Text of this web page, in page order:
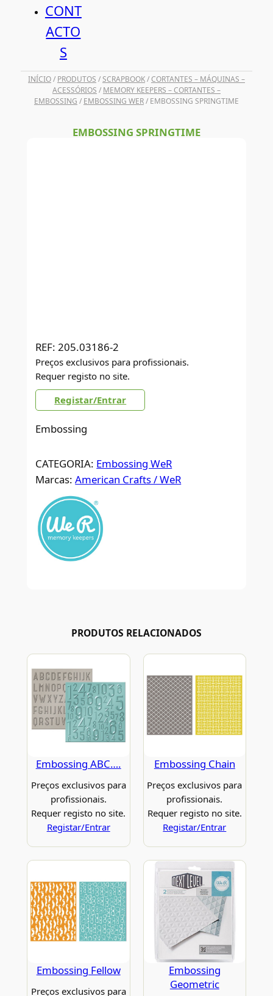
CONT
ACTO
S
INÍCIO/ PRODUTOS /SCRAPBOOK/CORTANTES – MÁQUINAS –
ACESSÓRIOS / MEMORY KEEPERS – CORTANTES –
EMBOSSING / EMBOSSING WER/ EMBOSSING SPRINGTIME
EMBOSSING SPRINGTIME
REF: 205.03186-2
Preços exclusivos para profissionais.
Requer registo no site.
Registar/Entrar
Embossing
CATEGORIA: Embossing WeR
Marcas:American Crafts / WeR
PRODUTOS RELACIONADOS
Embossing ABC….
Preços exclusivos para
profissionais.
Requer registo no site.
Registar/Entrar
Embossing Chain
Preços exclusivos para
profissionais.
Requer registo no site.
Registar/Entrar
Embossing Fellow
Preços exclusivos para
Embossing
Geometric